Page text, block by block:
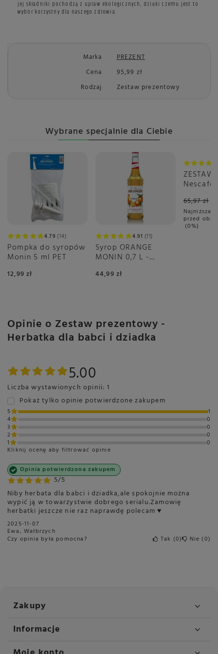
jej składniki pochodzą z upraw ekologicznych, dzięki czemu jest to
wybór korzystny dla naszego zdrowia.
Marka
PREZENT
Cena
95,99 zł
Rodzaj
Zestaw prezentowy
Wybrane specjalnie dla Ciebie
4.79 14
Pompka do syropów
Monin 5 ml PET
12,99 zł
4.91 11
Syrop ORANGE
MONIN 0,7 L -
44,99 zł
Okazja
Nescafé
3x16
65,97 zł
Najniższa
przed
0%
Opinie o Zestaw prezentowy -
Herbatka dla babci i dziadka
5.00
Liczba wystawionych opinii: 1
Pokaż tylko opinie potwierdzone zakupem
5
1
4
0
3
0
2
0
1
0
Kliknij ocenę aby filtrować opinie
5/5
Opinia potwierdzona zakupem
Niby herbata dla babci i dziadka,ale spokojnie można
wypić ją w towarzystwie dobrego serialu.Zamowię
herbatki jeszcze nie raz naprawdę polecam ♥️
2025-11-07
Ewa, Wałbrzych
Czy opinia była pomocna? Tak 0 Nie 0
Zakupy
Informacje